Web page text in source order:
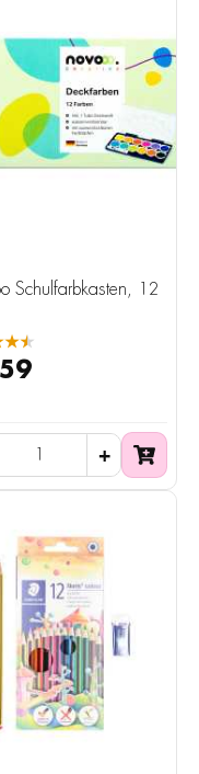
Schulfarbkasten, 12